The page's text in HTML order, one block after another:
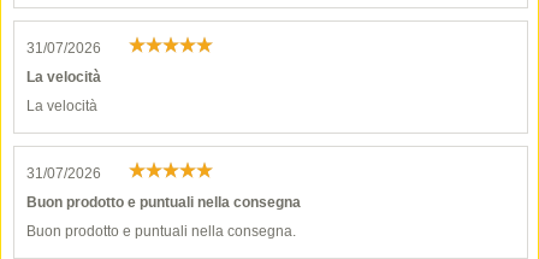
31/07/2026
La velocità
La velocità
31/07/2026
Buon prodotto e puntuali nella consegna
Buon prodotto e puntuali nella consegna.